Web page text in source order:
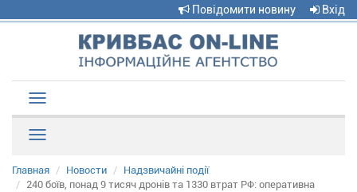
Повідомити новину Вхід
navigation
Главная Новости
Надзвичайні події
240 боїв, понад 9 тисяч дронів та 1330 втрат РФ: оперативна